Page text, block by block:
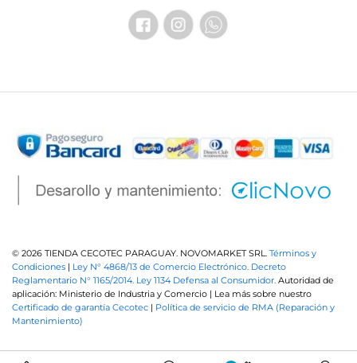
© 2026 TIENDA CECOTEC PARAGUAY. NOVOMARKET SRL. Términos y
Condiciones | Ley N° 4868/13 de Comercio Electrónico. Decreto
Reglamentario N° 1165/2014. Ley 1134 Defensa al Consumidor. Autoridad de
aplicación: Ministerio de Industria y Comercio | Lea más sobre nuestro
Certificado de garantía Cecotec | Política de servicio de RMA (Reparación y
Mantenimiento)